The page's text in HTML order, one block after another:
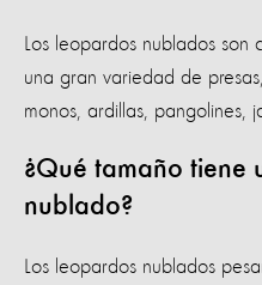
Los leopardos nublados son
una gran variedad de
monos, ardillas, pangolines,
¿Qué tamaño tiene
nublado?
Los leopardos nublados